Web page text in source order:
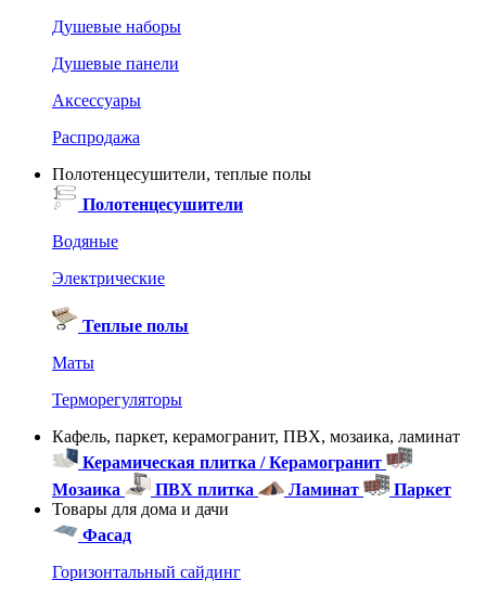
Душевые наборы
Душевые панели
Аксессуары
Распродажа
Полотенцесушители, теплые полы
Полотенцесушители
Водяные
Электрические
Теплые полы
Маты
Терморегуляторы
Кафель, паркет, керамогранит, ПВХ, мозаика, ламинат
Керамическая плитка / Керамогранит
Мозаика
ПВХ плитка Ламинат
Паркет
Товары для дома и дачи
Фасад
Горизонтальный сайдинг